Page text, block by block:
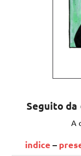
Seguito da
A
indice –